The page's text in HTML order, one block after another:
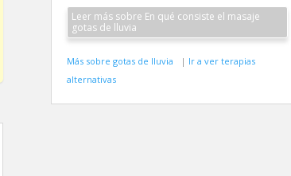
Leer más sobre En qué consiste el masaje
gotas de lluvia
Más sobre gotas de lluvia | Ir a ver terapias
alternativas